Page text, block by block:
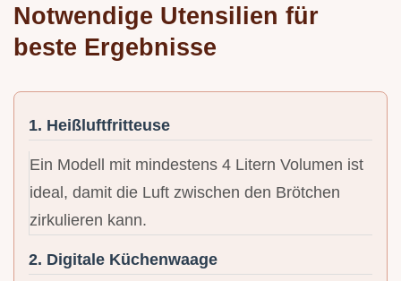
Notwendige Utensilien für
beste Ergebnisse
1. Heißluftfritteuse
Ein Modell mit mindestens 4 Litern Volumen ist
ideal, damit die Luft zwischen den Brötchen
zirkulieren kann.
2. Digitale Küchenwaage